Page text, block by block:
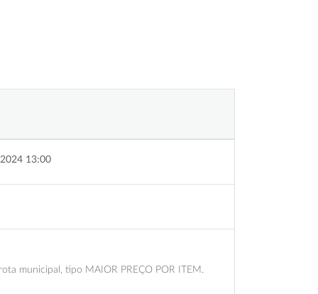
13:00
municipal, tipo MAIOR PREÇO POR ITEM.